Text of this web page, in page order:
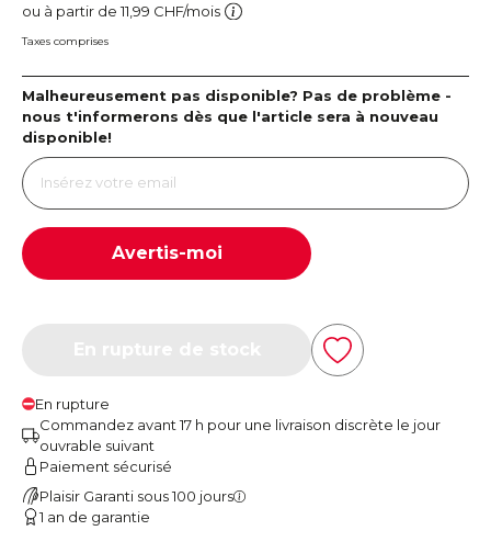
ou à partir de 11,99 CHF/mois
Taxes comprises
Malheureusement pas disponible? Pas de problème -
nous t'informerons dès que l'article sera à nouveau
disponible!
Avertis-moi
En rupture
Commandez avant 17 h pour une livraison discrète le jour
ouvrable suivant
Paiement sécurisé
Plaisir Garanti sous 100 jours
1 an de garantie